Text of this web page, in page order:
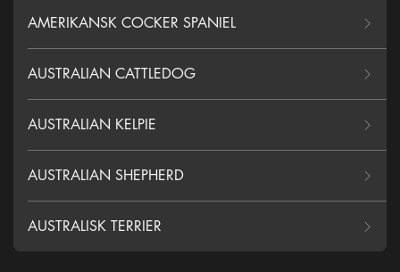
AMERIKANSK COCKER SPANIEL
AUSTRALIAN CATTLEDOG
AUSTRALIAN KELPIE
AUSTRALIAN SHEPHERD
AUSTRALISK TERRIER